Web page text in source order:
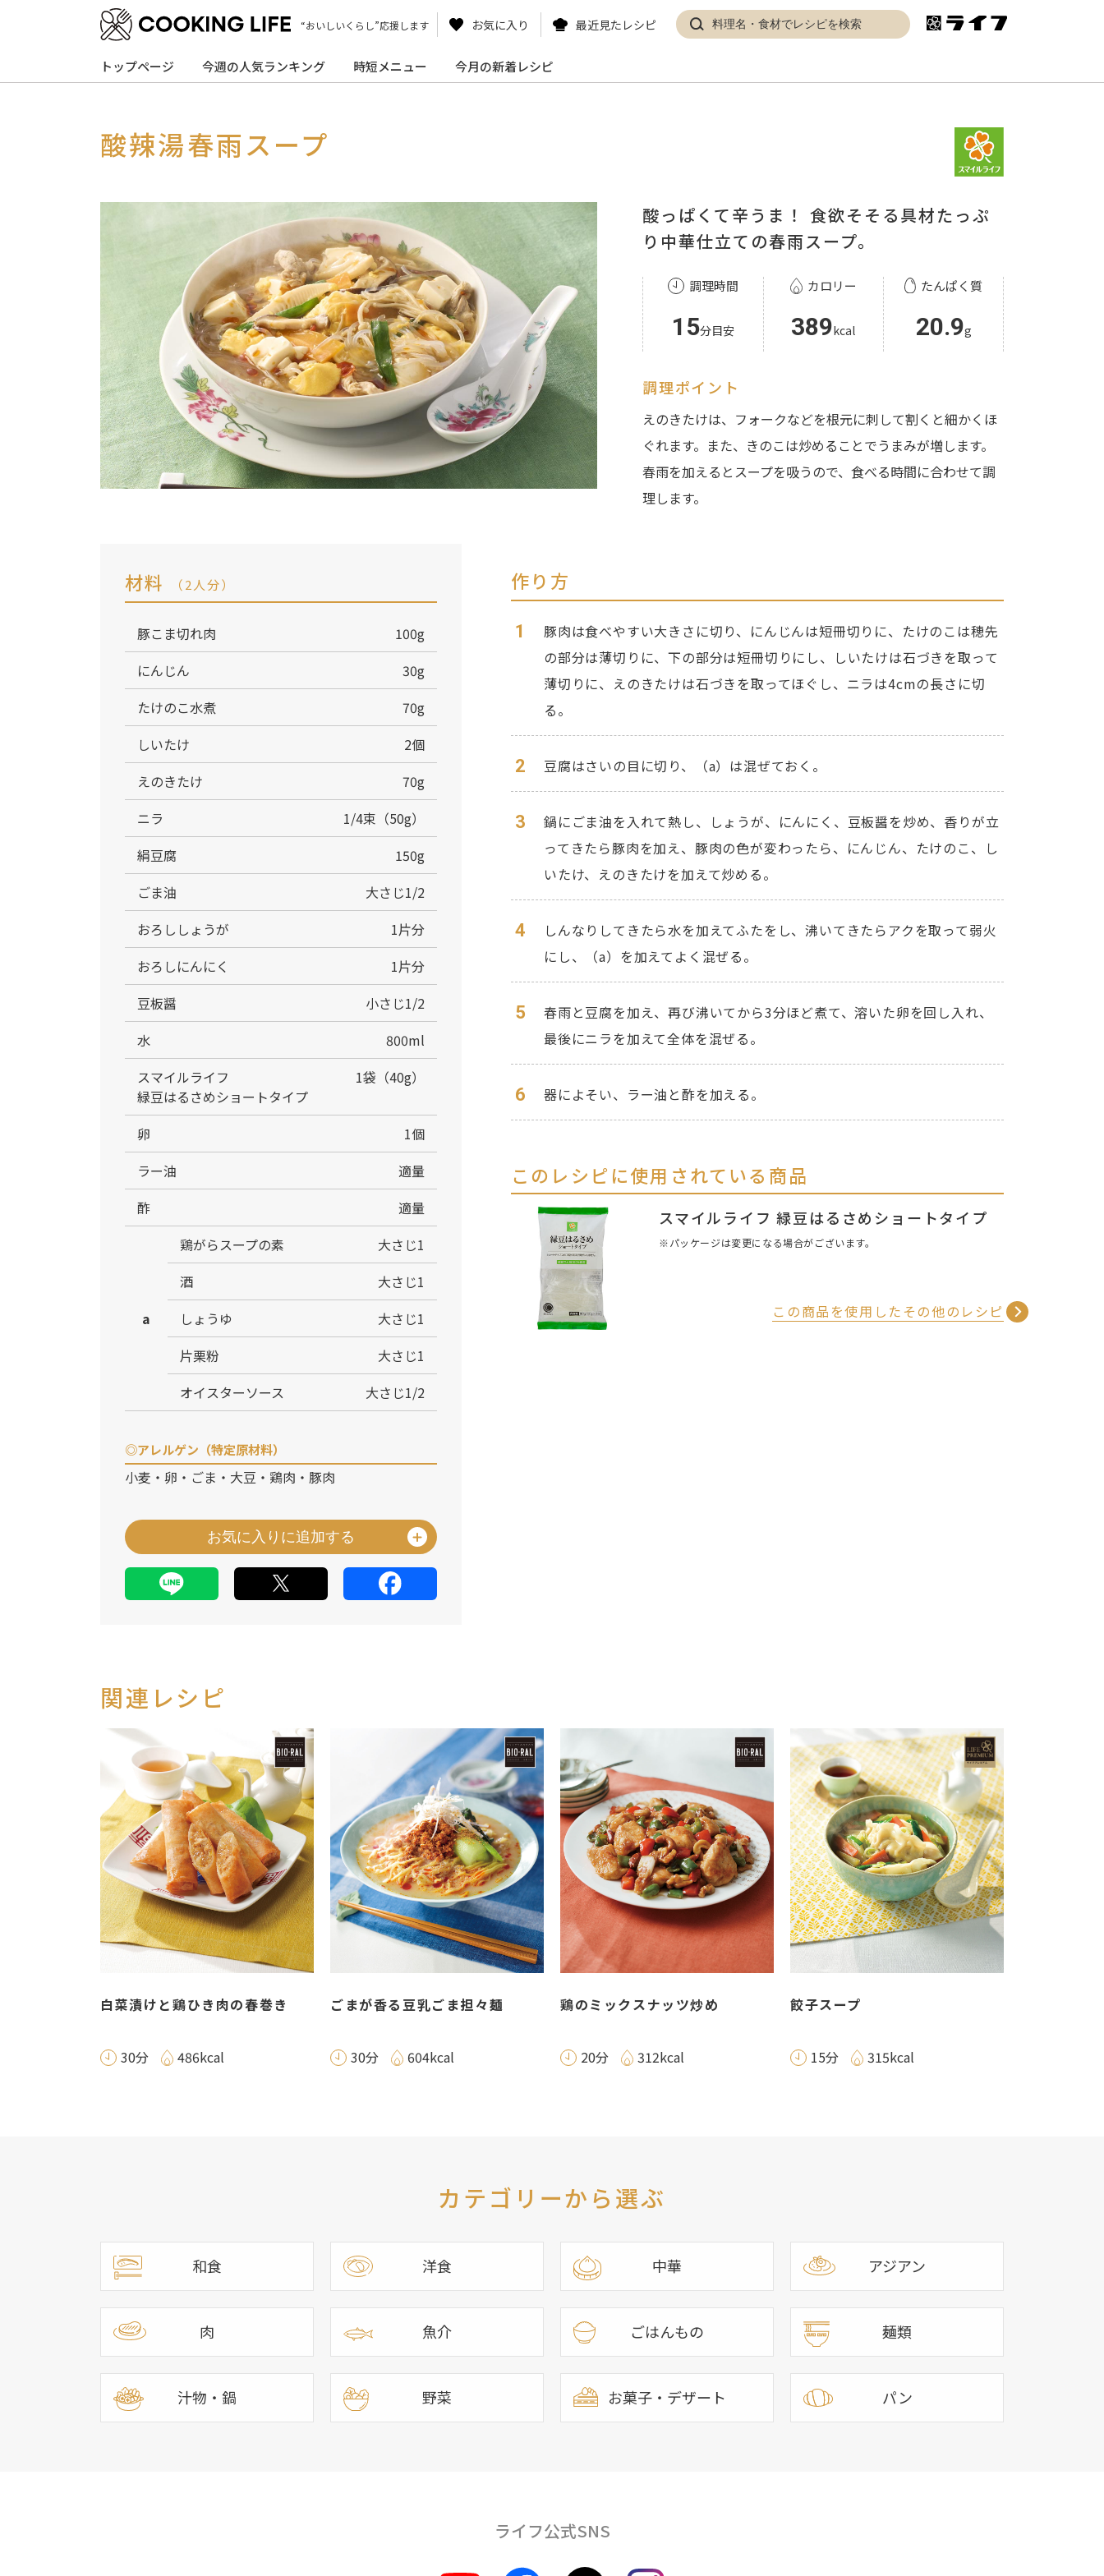
“おいしいくらし”応援します お気に入り 最近見たレシピ
トップページ 今週の人気ランキング 時短メニュー 今月の新着レシピ
酸辣湯春雨スープ
酸っぱくて辛うま！ 食欲そそる具材たっぷ
り中華仕立ての春雨スープ。
調理時間
15分目安
カロリー
389kcal
たんぱく質
20.9g
調理ポイント
えのきたけは、フォークなどを根元に刺して割くと細かくほ
ぐれます。また、きのこは炒めることでうまみが増します。
春雨を加えるとスープを吸うので、食べる時間に合わせて調
理します。
材料 （2人分）
豚こま切れ肉
100g
にんじん
30g
たけのこ水煮
70g
しいたけ
2個
えのきたけ
70g
ニラ
1/4束（50g）
絹豆腐
150g
ごま油
大さじ1/2
おろししょうが
1片分
おろしにんにく
1片分
豆板醤
小さじ1/2
水
800ml
スマイルライフ
緑豆はるさめショートタイプ
1袋（40g）
卵
1個
ラー油
適量
酢
適量
a
鶏がらスープの素
大さじ1
酒
大さじ1
しょうゆ
大さじ1
片栗粉
大さじ1
オイスターソース
大さじ1/2
◎アレルゲン（特定原材料）
小麦・卵・ごま・大豆・鶏肉・豚肉
お気に入りに追加する
作り方
1
豚肉は食べやすい大きさに切り、にんじんは短冊切りに、たけのこは穂先
の部分は薄切りに、下の部分は短冊切りにし、しいたけは石づきを取って
薄切りに、えのきたけは石づきを取ってほぐし、ニラは4cmの長さに切
る。
2 豆腐はさいの目に切り、（a）は混ぜておく。
3
鍋にごま油を入れて熱し、しょうが、にんにく、豆板醤を炒め、香りが立
ってきたら豚肉を加え、豚肉の色が変わったら、にんじん、たけのこ、し
いたけ、えのきたけを加えて炒める。
4
しんなりしてきたら水を加えてふたをし、沸いてきたらアクを取って弱火
にし、（a）を加えてよく混ぜる。
5
春雨と豆腐を加え、再び沸いてから3分ほど煮て、溶いた卵を回し入れ、
最後にニラを加えて全体を混ぜる。
6 器によそい、ラー油と酢を加える。
このレシピに使用されている商品
スマイルライフ 緑豆はるさめショートタイプ
※パッケージは変更になる場合がございます。
この商品を使用したその他のレシピ
関連レシピ
白菜漬けと鶏ひき肉の春巻き
30分 486kcal
ごまが香る豆乳ごま担々麺
30分 604kcal
鶏のミックスナッツ炒め
20分 312kcal
餃子スープ
15分 315kcal
カテゴリーから選ぶ
和食 洋食 中華 アジアン
肉 魚介 ごはんもの 麺類
汁物・鍋 野菜 お菓子・デザート パン
ライフ公式SNS